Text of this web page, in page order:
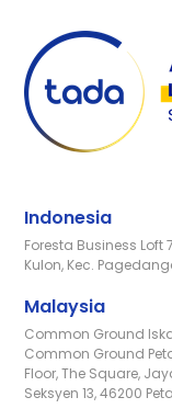
Indonesia
Foresta Business Loft
Kulon, Kec.
Malaysia
Common Ground
Common Ground
Floor, The Square,
Seksyen 13, 46200